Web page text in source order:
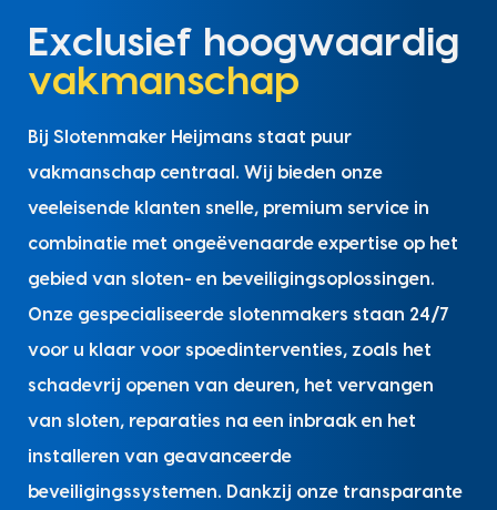
Exclusief hoogwaardig
vakmanschap
Bij Slotenmaker Heijmans staat puur
vakmanschap centraal. Wij bieden onze
veeleisende klanten snelle, premium service in
combinatie met ongeëvenaarde expertise op het
gebied van sloten- en beveiligingsoplossingen.
Onze gespecialiseerde slotenmakers staan 24/7
voor u klaar voor spoedinterventies, zoals het
schadevrij openen van deuren, het vervangen
van sloten, reparaties na een inbraak en het
installeren van geavanceerde
beveiligingssystemen. Dankzij onze transparante